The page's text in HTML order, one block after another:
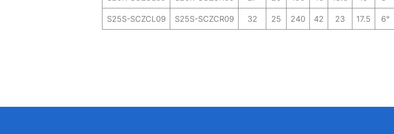
S25S-SCZCL09
S25S-SCZCR09 32 25 240 42 23 17.5 6°